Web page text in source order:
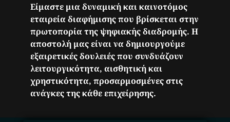
Είμαστε μια δυναμική και καινοτόμος
εταιρεία διαφήμισης που βρίσκεται στην
πρωτοπορία της ψηφιακής διαδρομής. Η
αποστολή μας είναι να δημιουργούμε
εξαιρετικές δουλειές που συνδυάζουν
λειτουργικότητα, αισθητική και
χρηστικότητα, προσαρμοσμένες στις
ανάγκες της κάθε επιχείρησης.